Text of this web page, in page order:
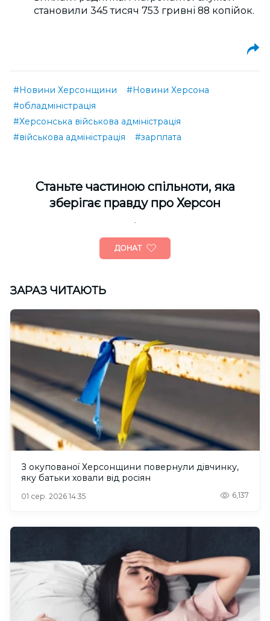
становили 345 тисяч 753 гривні 88 копійок.
#Новини Херсонщини
#Новини Херсона
#обладміністрація
#Херсонська військова адміністрація
#військова адміністрація
#зарплата
Cтаньте частиною спільноти, яка
зберігає правду про Херсон
ДОНАТ
ЗАРАЗ ЧИТАЮТЬ
З окупованої Херсонщини повернули дівчинку,
яку батьки ховали від росіян
01 сер. 2026 14:35 6,137